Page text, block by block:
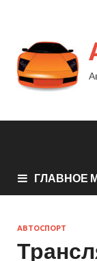
ГЛАВНОЕ
АВТОСПОРТ